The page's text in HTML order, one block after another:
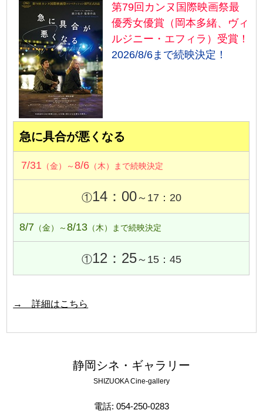
第79回カンヌ国際映画祭最
優秀女優賞（岡本多緒、ヴィ
ルジニー・エフィラ）受賞！
2026/8/6まで続映決定！
急に具合が悪くなる
7/31 （金）～8/6 （木）まで続映決定
①14：00～17：20
8/7 （金）～8/13 （木）まで続映決定
①12：25～15：45
→ 詳細はこちら
静岡シネ・ギャラリー
SHIZUOKA Cine-gallery
電話: 054-250-0283